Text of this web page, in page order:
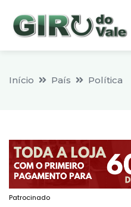
Início País Política
Patrocinado